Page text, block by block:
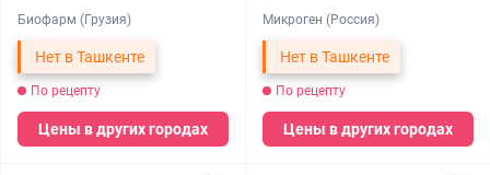
Биофарм (Грузия)
Нет в Ташкенте
По рецепту
Цены в других городах
Микроген (Россия)
Нет в Ташкенте
По рецепту
Цены в других городах